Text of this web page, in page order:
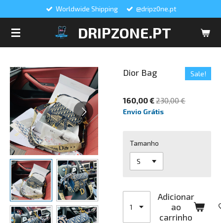
DRIPZONE.PT
Worldwide Shipping @dripz0ne.pt
Dior Bag Sale!
160,00 €230,00 €
Envio Grátis
Tamanho
Adicionar
ao
carrinho